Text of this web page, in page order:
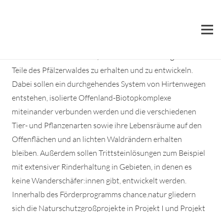
Teile des Pfälzerwaldes zu erhalten und zu entwickeln.
Dabei sollen ein durchgehendes System von Hirtenwegen
entstehen, isolierte Offenland-Biotopkomplexe
miteinander verbunden werden und die verschiedenen
Tier- und Pflanzenarten sowie ihre Lebensräume auf den
Offenflächen und an lichten Waldrändern erhalten
bleiben. Außerdem sollen Trittsteinlösungen zum Beispiel
mit extensiver Rinderhaltung in Gebieten, in denen es
keine Wanderschäfer:innen gibt, entwickelt werden.
Innerhalb des Förderprogramms chance.natur gliedern
sich die Naturschutzgroßprojekte in Projekt I und Projekt